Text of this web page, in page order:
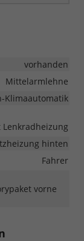
vorhanden
Mittelarmlehne
Klimaautomatik
hinten
Fahrer
vorne